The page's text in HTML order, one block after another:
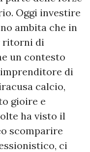
Oggi investire
ambita che in
ritorni di
un contesto
di
calcio,
gioire e
ha visto il
scomparire
ci